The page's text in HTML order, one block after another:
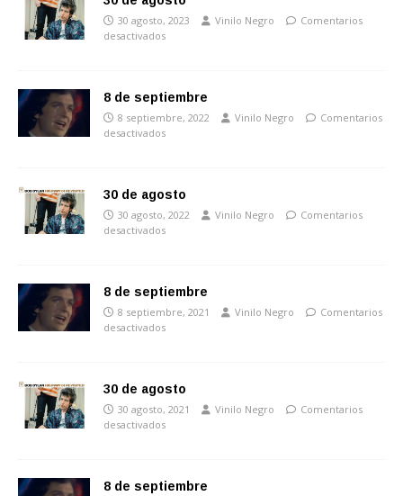
30 agosto, 2023 Vinilo Negro
Comentarios
desactivados
8 de septiembre
8 septiembre, 2022 Vinilo Negro
Comentarios
desactivados
30 de agosto
30 agosto, 2022 Vinilo Negro
Comentarios
desactivados
8 de septiembre
8 septiembre, 2021 Vinilo Negro
Comentarios
desactivados
30 de agosto
30 agosto, 2021 Vinilo Negro
Comentarios
desactivados
8 de septiembre